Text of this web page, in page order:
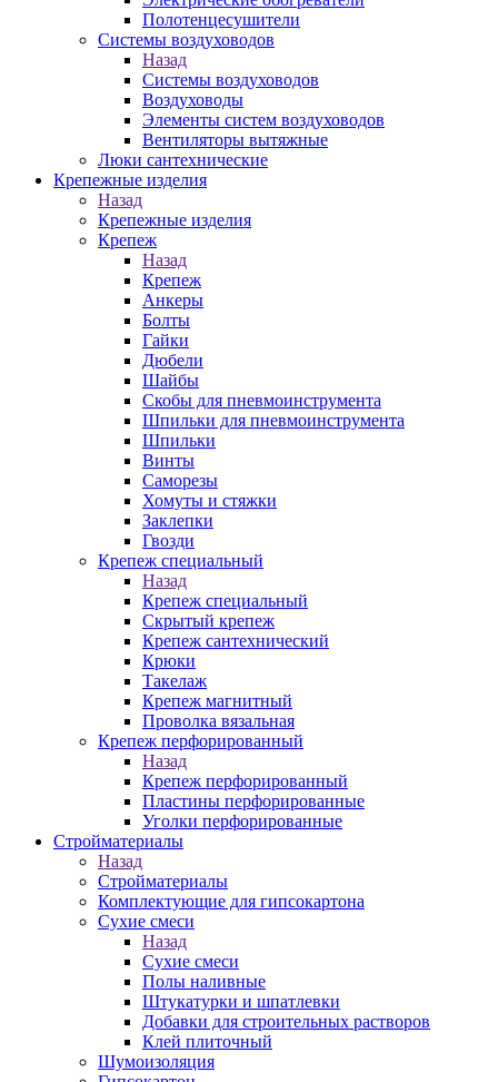
Полотенцесушители
Системы воздуховодов
Назад
Системы воздуховодов
Воздуховоды
Элементы систем воздуховодов
Вентиляторы вытяжные
Люки сантехнические
Крепежные изделия
Назад
Крепежные изделия
Крепеж
Назад
Крепеж
Анкеры
Болты
Гайки
Дюбели
Шайбы
Скобы для пневмоинструмента
Шпильки для пневмоинструмента
Шпильки
Винты
Саморезы
Хомуты и стяжки
Заклепки
Гвозди
Крепеж специальный
Назад
Крепеж специальный
Скрытый крепеж
Крепеж сантехнический
Крюки
Такелаж
Крепеж магнитный
Проволка вязальная
Крепеж перфорированный
Назад
Крепеж перфорированный
Пластины перфорированные
Уголки перфорированные
Стройматериалы
Назад
Стройматериалы
Комплектующие для гипсокартона
Сухие смеси
Назад
Сухие смеси
Полы наливные
Штукатурки и шпатлевки
Добавки для строительных растворов
Клей плиточный
Шумоизоляция